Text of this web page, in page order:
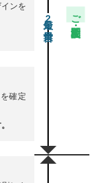
ンを
確定
2 ご注文・校正期間